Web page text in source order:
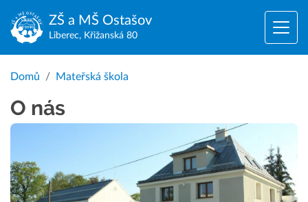
ZŠ a MŠ Ostašov
Liberec, Křižanská 80
Domů Mateřská škola
O nás